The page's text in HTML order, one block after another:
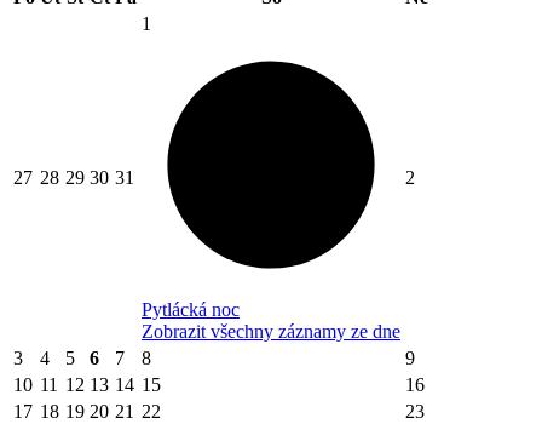
27 28 29 30 31
1
Pytlácká noc
Zobrazit všechny záznamy ze dne
2
3 4 5 6 7 8
9
10 11 12 13 14 15
16
17 18 19 20 21 22
23